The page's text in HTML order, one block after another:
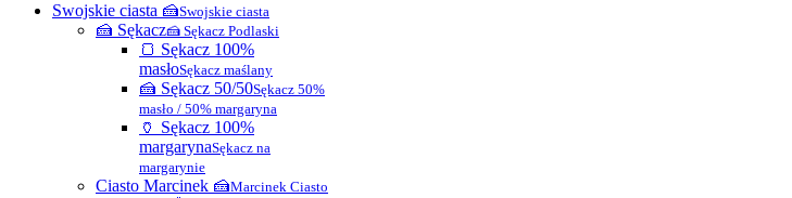
Swojskie ciasta 🍰Swojskie ciasta
🍰 Sękacz🍰 Sękacz Podlaski
🍞 Sękacz 100%
masłoSękacz maślany
🍰 Sękacz 50/50Sękacz 50%
masło / 50% margaryna
🏺 Sękacz 100%
margarynaSękacz na
margarynie
Ciasto Marcinek 🍰Marcinek Ciasto